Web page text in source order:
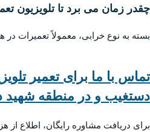
چقدر زمان می برد تا تلویزیون
بسته به نوع خرابی، معمولاً تعمیرات
تماس با ما برای تعمیر
دستغیب و در منطقه شهید
برای دریافت مشاوره رایگان، اطلاع از